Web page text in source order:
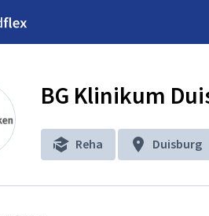
BG Klinikum
Reha Duisburg